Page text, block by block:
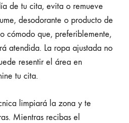
de tu cita, evita o remueve
desodorante o producto de
cómodo que, preferiblemente,
atendida. La ropa ajustada no
resentir el área en
tu cita.
limpiará la zona y te
Mientras recibas el